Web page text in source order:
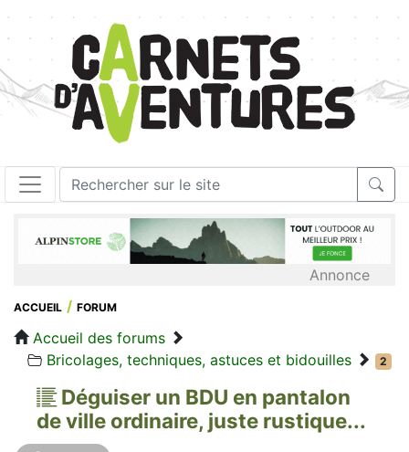
Annonce
ACCUEIL FORUM
Accueil des forums
Bricolages, techniques, astuces et bidouilles
2
Déguiser un BDU en pantalon
de ville ordinaire, juste rustique...